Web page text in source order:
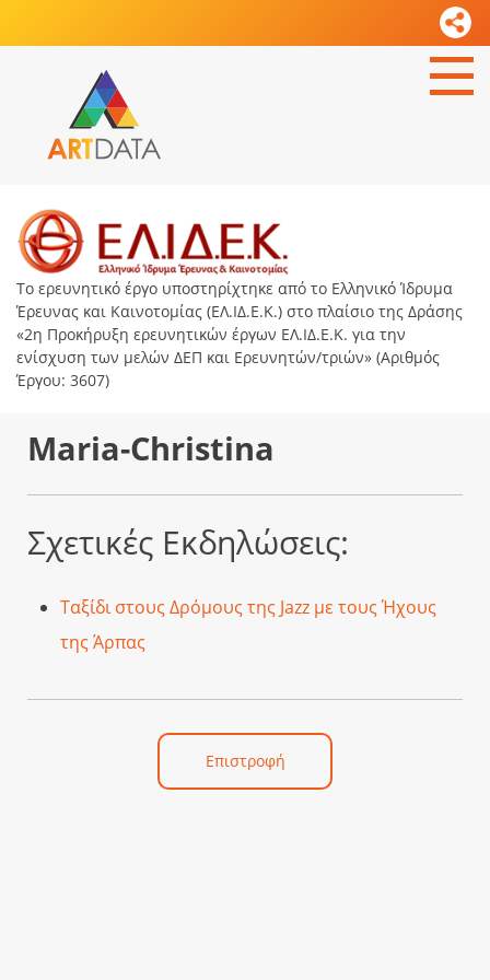
Το ερευνητικό έργο υποστηρίχτηκε από το Ελληνικό Ίδρυμα
Έρευνας και Καινοτομίας (ΕΛ.ΙΔ.Ε.Κ.) στο πλαίσιο της Δράσης
«2η Προκήρυξη ερευνητικών έργων ΕΛ.ΙΔ.Ε.Κ. για την
ενίσχυση των μελών ΔΕΠ και Ερευνητών/τριών» (Αριθμός
Έργου: 3607)
Maria-Christina
Σχετικές Εκδηλώσεις:
Ταξίδι στους Δρόμους της Jazz με τους Ήχους
της Άρπας
Επιστροφή